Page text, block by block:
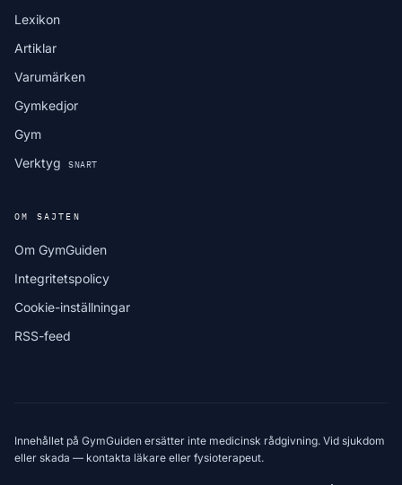
Lexikon
Artiklar
Varumärken
Gymkedjor
Gym
Verktyg
SNART
OM SAJTEN
Om GymGuiden
Integritetspolicy
Cookie-inställningar
RSS-feed
Innehållet på GymGuiden ersätter inte medicinsk rådgivning. Vid sjukdom
eller skada — kontakta läkare eller fysioterapeut.